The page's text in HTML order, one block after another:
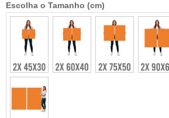
Escolha o Tamanho (cm)